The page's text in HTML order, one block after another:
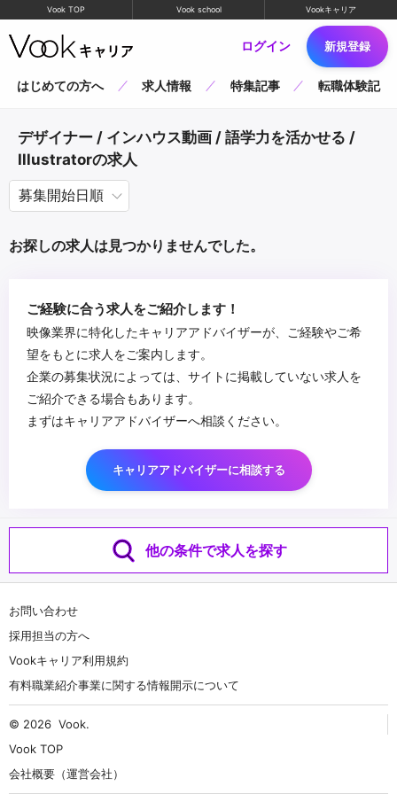
Vook TOP Vook school Vookキャリア
ログイン 新規登録
はじめての方へ 求人情報 特集記事 転職体験記
デザイナー / インハウス動画 / 語学力を活かせる /
Illustratorの求人
お探しの求人は見つかりませんでした。
ご経験に合う求人をご紹介します！
映像業界に特化したキャリアアドバイザーが、ご経験やご希
望をもとに求人をご案内します。
企業の募集状況によっては、サイトに掲載していない求人を
ご紹介できる場合もあります。
まずはキャリアアドバイザーへ相談ください。
キャリアアドバイザーに相談する
他の条件で求人を探す
お問い合わせ
採用担当の方へ
Vookキャリア利用規約
有料職業紹介事業に関する情報開示について
© 2026 Vook.
Vook TOP
会社概要（運営会社）